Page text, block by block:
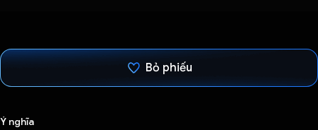
Bỏ phiếu
Ý nghĩa